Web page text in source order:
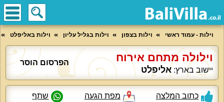
וילות - עמוד ראשי וילות בצפון וילות בגליל עליון וילות באליפלט
וילולה מתחם אירוח
יישוב בארץ: אליפלט
הפרסום הוסר
כתוב המלצה מפת הגעה שתף